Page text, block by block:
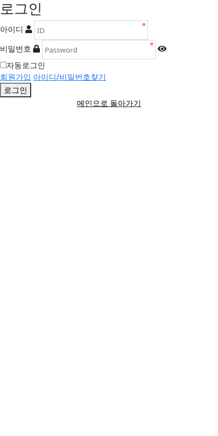
로그인
아이디
비밀번호
자동로그인
회원가입 아이디/비밀번호찾기
로그인
메인으로 돌아가기